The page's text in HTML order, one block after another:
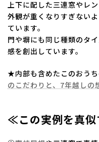
上下に配した三連窓やレ
外観が重くなりすぎない
ています。
門や塀にも同じ種類のタ
感を創出しています。
★内部も含めたこのおう
のこだわりと、7年越しの
≪この実例を真